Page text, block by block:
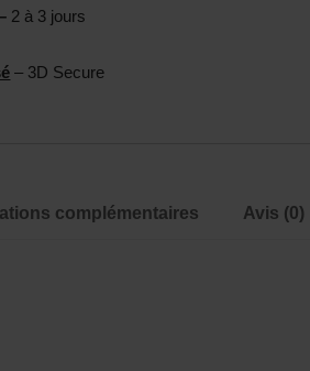
i
n
t
p
e
2 à 3 jours
– 3D Secure
complémentaires Avis (0)